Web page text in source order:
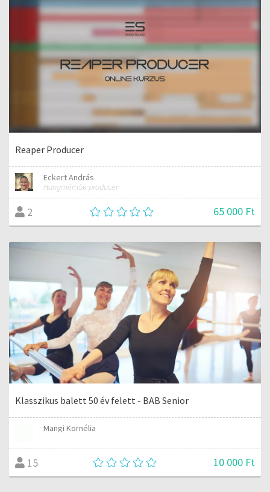
Reaper Producer
Eckert András
Hangmérnök-producer
2 65 000 Ft
Klasszikus balett 50 év felett - BAB Senior
Mangi Kornélia
15 10 000 Ft